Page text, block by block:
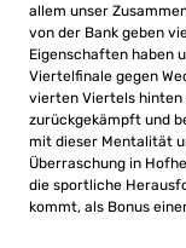
allem unser
von der Bank geben
Eigenschaften haben
Viertelfinale gegen
vierten Viertels hinten
zurückgekämpft und
mit dieser Mentalität
Überraschung in
die sportliche
kommt, als Bonus